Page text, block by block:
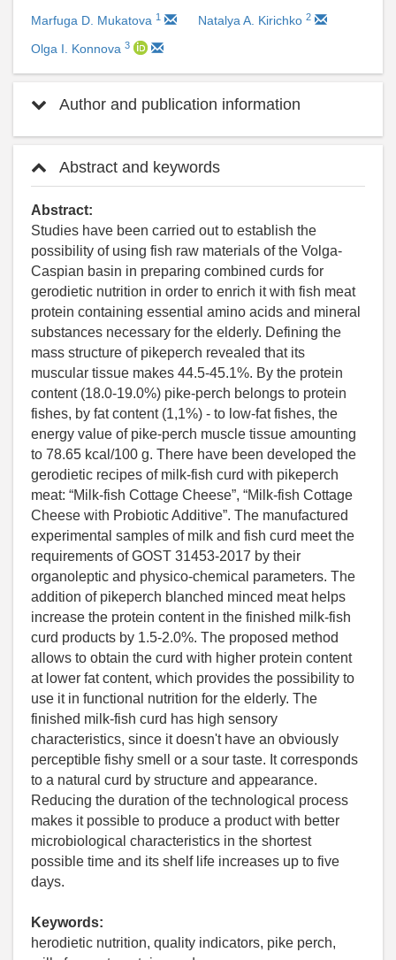
Marfuga D. Mukatova 1 Natalya A. Kirichko 2
Olga I. Konnova 3
Author and publication information
Abstract and keywords
Abstract:
Studies have been carried out to establish the
possibility of using fish raw materials of the Volga-
Caspian basin in preparing combined curds for
gerodietic nutrition in order to enrich it with fish meat
protein containing essential amino acids and mineral
substances necessary for the elderly. Defining the
mass structure of pikeperch revealed that its
muscular tissue makes 44.5-45.1%. By the protein
content (18.0-19.0%) pike-perch belongs to protein
fishes, by fat content (1,1%) - to low-fat fishes, the
energy value of pike-perch muscle tissue amounting
to 78.65 kcal/100 g. There have been developed the
gerodietic recipes of milk-fish curd with pikeperch
meat: “Milk-fish Cottage Cheese”, “Milk-fish Cottage
Cheese with Probiotic Additive”. The manufactured
experimental samples of milk and fish curd meet the
requirements of GOST 31453-2017 by their
organoleptic and physico-chemical parameters. The
addition of pikeperch blanched minced meat helps
increase the protein content in the finished milk-fish
curd products by 1.5-2.0%. The proposed method
allows to obtain the curd with higher protein content
at lower fat content, which provides the possibility to
use it in functional nutrition for the elderly. The
finished milk-fish curd has high sensory
characteristics, since it doesn't have an obviously
perceptible fishy smell or a sour taste. It corresponds
to a natural curd by structure and appearance.
Reducing the duration of the technological process
makes it possible to produce a product with better
microbiological characteristics in the shortest
possible time and its shelf life increases up to five
days.
Keywords:
herodietic nutrition, quality indicators, pike perch,